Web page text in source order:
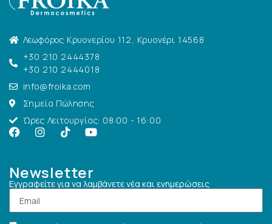
Λεωφόρος Κρυονερίου 112, Κρυονέρι 14568
+30 210 2444378
+30 210 2444018
info@froika.com
Σημεία Πώλησης
Ώρες Λειτουργίας: 08:00 - 16:00
Newsletter
Εγγραφείτε για να λαμβάνετε νέα και ενημερώσεις